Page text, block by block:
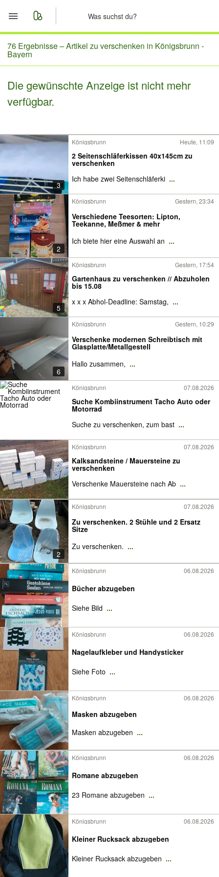
Start
Merkliste
Nachrichten
76 Ergebnisse –Artikel zu verschenken in Königsbrunn -
Bayern
Die gewünschte Anzeige ist nicht mehr
verfügbar.
3
Königsbrunn Heute, 11:09
2 Seitenschläferkissen 40x145cm zu
verschenken
Ich habe zwei Seitenschläferki ...
2
Königsbrunn Gestern, 23:34
Verschiedene Teesorten: Lipton,
Teekanne, Meßmer & mehr
Ich biete hier eine Auswahl an ...
5
Königsbrunn Gestern, 17:54
Gartenhaus zu verschenken // Abzuholen
bis 15.08
x x x Abhol-Deadline: Samstag, ...
6
Königsbrunn Gestern, 10:29
Verschenke modernen Schreibtisch mit
Glasplatte/Metallgestell
Hallo zusammen, ...
Königsbrunn 07.08.2026
Suche Kombiinstrument Tacho Auto oder
Motorrad
Suche zu verschenken, zum bast ...
Königsbrunn 07.08.2026
Kalksandsteine / Mauersteine zu
verschenken
Verschenke Mauersteine nach Ab ...
2
Königsbrunn 07.08.2026
Zu verschenken. 2 Stühle und 2 Ersatz
Sitze
Zu verschenken. ...
Königsbrunn 06.08.2026
Bücher abzugeben
Siehe Bild ...
Königsbrunn 06.08.2026
Nagelaufkleber und Handysticker
Siehe Foto ...
Königsbrunn 06.08.2026
Masken abzugeben
Masken abzugeben ...
Königsbrunn 06.08.2026
Romane abzugeben
23 Romane abzugeben ...
Königsbrunn 06.08.2026
Kleiner Rucksack abzugeben
Kleiner Rucksack abzugeben ...